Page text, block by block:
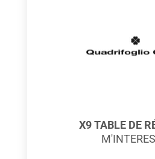
X9 TABLE DE